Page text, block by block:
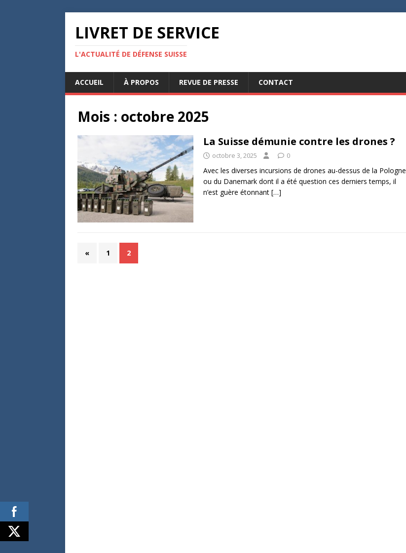
LIVRET DE SERVICE
L'ACTUALITÉ DE DÉFENSE SUISSE
ACCUEIL À PROPOS REVUE DE PRESSE CONTACT
Mois : octobre 2025
La Suisse démunie contre les drones ?
octobre 3, 2025 0
Avec les diverses incursions de drones au-dessus de la Pologne
ou du Danemark dont il a été question ces derniers temps, il
n’est guère étonnant […]
« 1 2